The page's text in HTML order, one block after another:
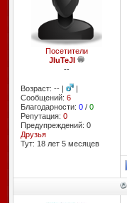
Посетители
JIuTeJI
--
Возраст: -- |
|
Сообщений: 6
Благодарности: 0/ 0
Репутация: 0
Предупреждений: 0
Друзья
Тут: 18 лет 5 месяцев